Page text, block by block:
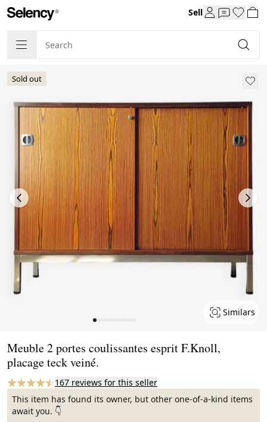
Sell
Sold out
Similars
Meuble 2 portes coulissantes esprit F.Knoll,
placage teck veiné.
167 reviews for this seller
This item has found its owner, but other one-of-a-kind items
await you. 👇